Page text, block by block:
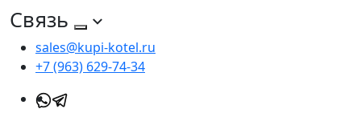
Связь
sales@kupi-kotel.ru
+7 (963) 629-74-34